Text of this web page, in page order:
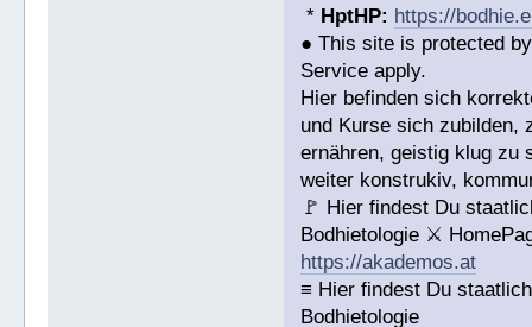
* HptHP: https://
● This site is protected
Service apply.
Hier befinden sich
und Kurse sich zubilden,
ernähren, geistig klug zu
weiter konstrukiv,
🚩 Hier findest Du
Bodhietologie ⚔
https://akademos.at
≡ Hier findest Du
Bodhietologie